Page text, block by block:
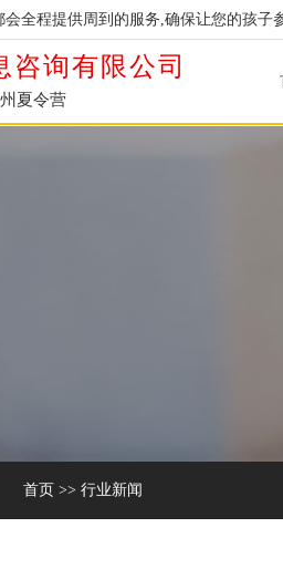
全程提供周到的服务,确保让您的孩
咨询有限公司
夏令营
首页 >> 行业新闻